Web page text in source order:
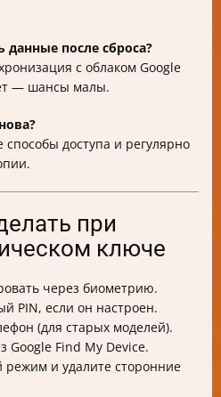
после сброса?
с облаком Google
— шансы малы.
доступа и регулярно
при
ключе
через биометрию.
PIN, если он настроен.
(для старых моделей).
Google Find My Device.
режим и удалите сторонние